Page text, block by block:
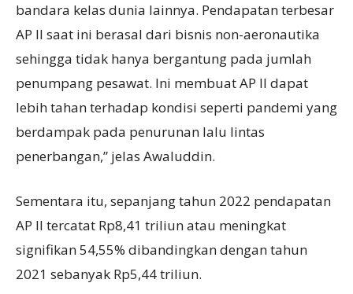
bandara kelas dunia lainnya. Pendapatan terbesar
AP II saat ini berasal dari bisnis non-aeronautika
sehingga tidak hanya bergantung pada jumlah
penumpang pesawat. Ini membuat AP II dapat
lebih tahan terhadap kondisi seperti pandemi yang
berdampak pada penurunan lalu lintas
penerbangan,” jelas Awaluddin.
Sementara itu, sepanjang tahun 2022 pendapatan
AP II tercatat Rp8,41 triliun atau meningkat
signifikan 54,55% dibandingkan dengan tahun
2021 sebanyak Rp5,44 triliun.